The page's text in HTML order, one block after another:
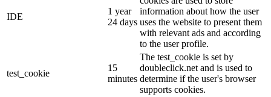
IDE
1 year
24 days
information about how the user
uses the website to present them
with relevant ads and according
to the user profile.
test_cookie
15
minutes
The test_cookie is set by
doubleclick.net and is used to
determine if the user's browser
supports cookies.